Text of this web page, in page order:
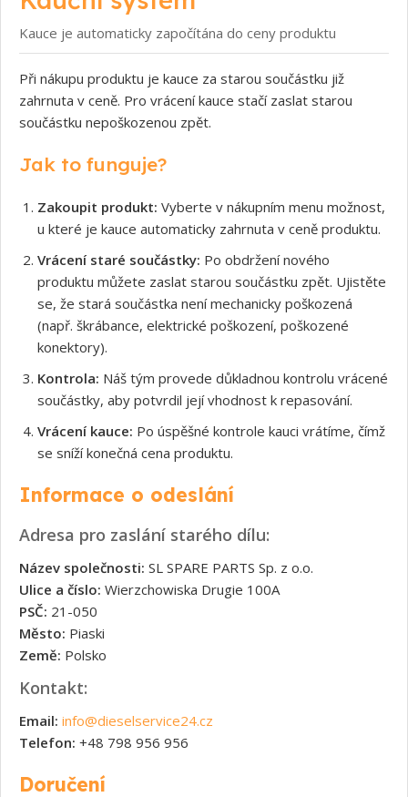
Kauce je automaticky započítána do ceny produktu
Při nákupu produktu je kauce za starou součástku již
zahrnuta v ceně. Pro vrácení kauce stačí zaslat starou
součástku nepoškozenou zpět.
Jak to funguje?
Zakoupit produkt: Vyberte v nákupním menu možnost,
u které je kauce automaticky zahrnuta v ceně produktu.
Vrácení staré součástky: Po obdržení nového
produktu můžete zaslat starou součástku zpět. Ujistěte
se, že stará součástka není mechanicky poškozená
(např. škrábance, elektrické poškození, poškozené
konektory).
Kontrola: Náš tým provede důkladnou kontrolu vrácené
součástky, aby potvrdil její vhodnost k repasování.
Vrácení kauce: Po úspěšné kontrole kauci vrátíme, čímž
se sníží konečná cena produktu.
Informace o odeslání
Adresa pro zaslání starého dílu:
Název společnosti: SL SPARE PARTS Sp. z o.o.
Ulice a číslo: Wierzchowiska Drugie 100A
PSČ: 21-050
Město: Piaski
Země: Polsko
Kontakt:
Email: info@dieselservice24.cz
Telefon: +48 798 956 956
Doručení